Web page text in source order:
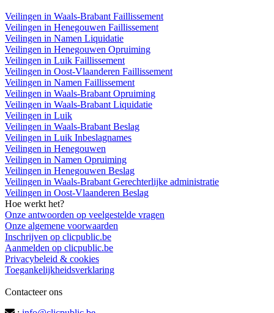
Veilingen in Waals-Brabant Faillissement
Veilingen in Henegouwen Faillissement
Veilingen in Namen Liquidatie
Veilingen in Henegouwen Opruiming
Veilingen in Luik Faillissement
Veilingen in Oost-Vlaanderen Faillissement
Veilingen in Namen Faillissement
Veilingen in Waals-Brabant Opruiming
Veilingen in Waals-Brabant Liquidatie
Veilingen in Luik
Veilingen in Waals-Brabant Beslag
Veilingen in Luik Inbeslagnames
Veilingen in Henegouwen
Veilingen in Namen Opruiming
Veilingen in Henegouwen Beslag
Veilingen in Waals-Brabant Gerechterlijke administratie
Veilingen in Oost-Vlaanderen Beslag
Hoe werkt het?
Onze antwoorden op veelgestelde vragen
Onze algemene voorwaarden
Inschrijven op clicpublic.be
Aanmelden op clicpublic.be
Privacybeleid & cookies
Toegankelijkheidsverklaring
Contacteer ons